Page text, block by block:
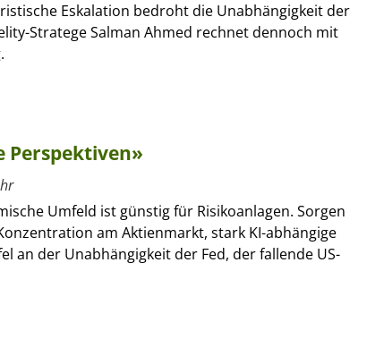
Eskalation bedroht die Unabhängigkeit der
Stratege Salman Ahmed rechnet dennoch mit
Perspektiven»
Umfeld ist günstig für Risikoanlagen. Sorgen
am Aktienmarkt, stark KI-abhängige
an der Unabhängigkeit der Fed, der fallende US-